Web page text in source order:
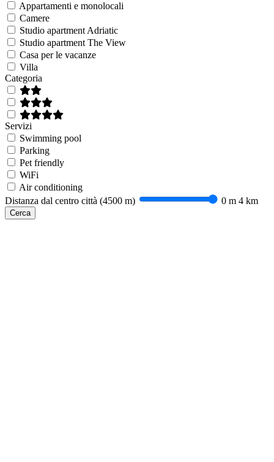
Appartamenti e monolocali
Camere
Studio apartment Adriatic
Studio apartment The View
Casa per le vacanze
Villa
Categoria
Servizi
Swimming pool
Parking
Pet friendly
WiFi
Air conditioning
Distanza dal centro città (4500 m) 0 m 4 km
Cerca